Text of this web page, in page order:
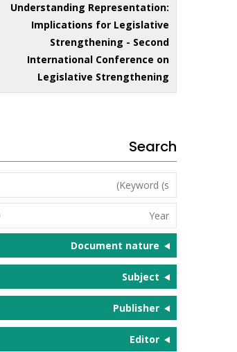
Understanding Representation:
Implications for Legislative
Strengthening - Second
International Conference on
Legislative Strengthening
Search
Keyword
(s)
Year
Document nature
Subject
Publisher
Editor